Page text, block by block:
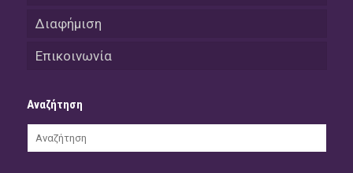
Διαφήμιση
Επικοινωνία
Αναζήτηση